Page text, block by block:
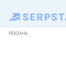
РЕКЛАМА